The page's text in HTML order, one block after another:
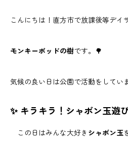
こんにちは！直方市で放課後等デイ
モンキーポッドの樹です。🌳
気候の良い日は公園で活動をしてい
✨ キラキラ！シャボン玉遊
この日はみんな大好き シャボン玉